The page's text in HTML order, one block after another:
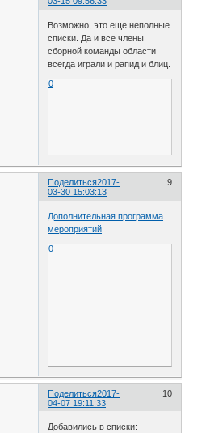
Возможно, это еще неполные
списки. Да и все члены
сборной команды области
всегда играли и рапид и блиц.
0
Поделиться 9
2017-
03-30 15:03:13
Дополнительная программа
мероприятий
0
Поделиться 10
2017-
04-07 19:11:33
Добавились в списки: